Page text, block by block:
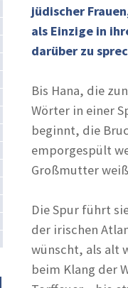
jüdischer
als Einzige in
darüber zu
Bis Hana, die
Wörter in einer
beginnt, die
emporgespült
Großmutter
Die Spur führt
der irischen
wünscht, als alt
beim Klang der